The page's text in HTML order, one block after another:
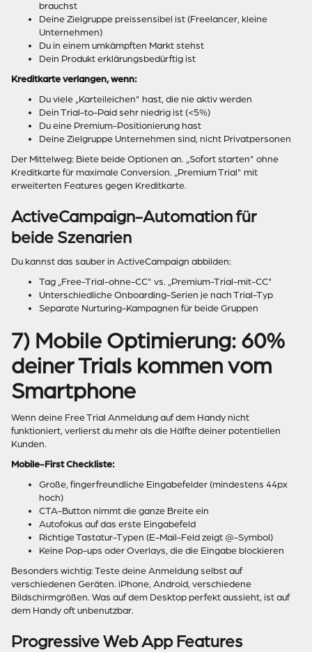
brauchst
Deine Zielgruppe preissensibel ist (Freelancer, kleine
Unternehmen)
Du in einem umkämpften Markt stehst
Dein Produkt erklärungsbedürftig ist
Kreditkarte verlangen, wenn:
Du viele „Karteileichen" hast, die nie aktiv werden
Dein Trial-to-Paid sehr niedrig ist (<5%)
Du eine Premium-Positionierung hast
Deine Zielgruppe Unternehmen sind, nicht Privatpersonen
Der Mittelweg: Biete beide Optionen an. „Sofort starten" ohne
Kreditkarte für maximale Conversion. „Premium Trial" mit
erweiterten Features gegen Kreditkarte.
ActiveCampaign-Automation für
beide Szenarien
Du kannst das sauber in ActiveCampaign abbilden:
Tag „Free-Trial-ohne-CC" vs. „Premium-Trial-mit-CC"
Unterschiedliche Onboarding-Serien je nach Trial-Typ
Separate Nurturing-Kampagnen für beide Gruppen
7) Mobile Optimierung: 60%
deiner Trials kommen vom
Smartphone
Wenn deine Free Trial Anmeldung auf dem Handy nicht
funktioniert, verlierst du mehr als die Hälfte deiner potentiellen
Kunden.
Mobile-First Checkliste:
Große, fingerfreundliche Eingabefelder (mindestens 44px
hoch)
CTA-Button nimmt die ganze Breite ein
Autofokus auf das erste Eingabefeld
Richtige Tastatur-Typen (E-Mail-Feld zeigt @-Symbol)
Keine Pop-ups oder Overlays, die die Eingabe blockieren
Besonders wichtig: Teste deine Anmeldung selbst auf
verschiedenen Geräten. iPhone, Android, verschiedene
Bildschirmgrößen. Was auf dem Desktop perfekt aussieht, ist auf
dem Handy oft unbenutzbar.
Progressive Web App Features